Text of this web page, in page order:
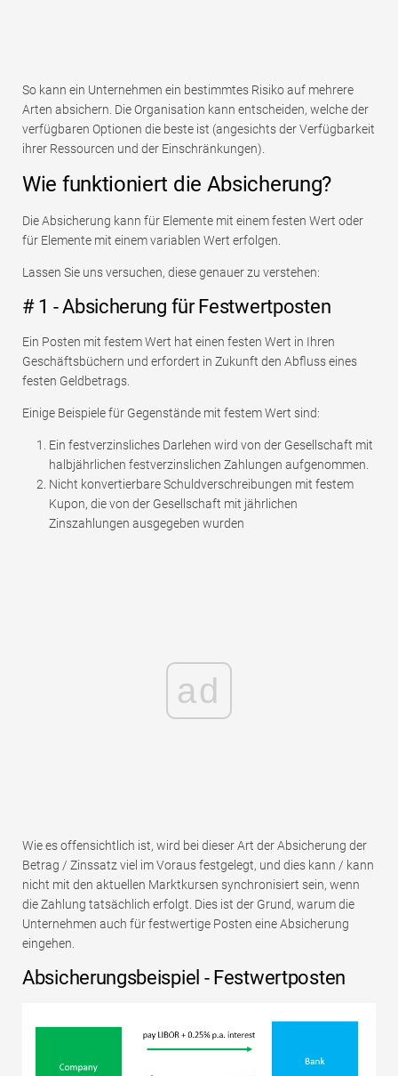
So kann ein Unternehmen ein bestimmtes Risiko auf mehrere
Arten absichern. Die Organisation kann entscheiden, welche der
verfügbaren Optionen die beste ist (angesichts der Verfügbarkeit
ihrer Ressourcen und der Einschränkungen).
Wie funktioniert die Absicherung?
Die Absicherung kann für Elemente mit einem festen Wert oder
für Elemente mit einem variablen Wert erfolgen.
Lassen Sie uns versuchen, diese genauer zu verstehen:
# 1 - Absicherung für Festwertposten
Ein Posten mit festem Wert hat einen festen Wert in Ihren
Geschäftsbüchern und erfordert in Zukunft den Abfluss eines
festen Geldbetrags.
Einige Beispiele für Gegenstände mit festem Wert sind:
Ein festverzinsliches Darlehen wird von der Gesellschaft mit
halbjährlichen festverzinslichen Zahlungen aufgenommen.
Nicht konvertierbare Schuldverschreibungen mit festem
Kupon, die von der Gesellschaft mit jährlichen
Zinszahlungen ausgegeben wurden
ad
Wie es offensichtlich ist, wird bei dieser Art der Absicherung der
Betrag / Zinssatz viel im Voraus festgelegt, und dies kann / kann
nicht mit den aktuellen Marktkursen synchronisiert sein, wenn
die Zahlung tatsächlich erfolgt. Dies ist der Grund, warum die
Unternehmen auch für festwertige Posten eine Absicherung
eingehen.
Absicherungsbeispiel - Festwertposten